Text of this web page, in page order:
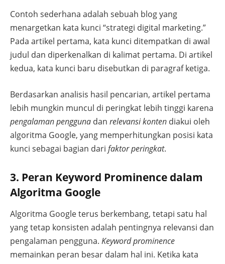
Contoh sederhana adalah sebuah blog yang
menargetkan kata kunci “strategi digital marketing.”
Pada artikel pertama, kata kunci ditempatkan di awal
judul dan diperkenalkan di kalimat pertama. Di artikel
kedua, kata kunci baru disebutkan di paragraf ketiga.
Berdasarkan analisis hasil pencarian, artikel pertama
lebih mungkin muncul di peringkat lebih tinggi karena
pengalaman pengguna dan relevansi konten diakui oleh
algoritma Google, yang memperhitungkan posisi kata
kunci sebagai bagian dari faktor peringkat.
3. Peran Keyword Prominence dalam
Algoritma Google
Algoritma Google terus berkembang, tetapi satu hal
yang tetap konsisten adalah pentingnya relevansi dan
pengalaman pengguna. Keyword prominence
memainkan peran besar dalam hal ini. Ketika kata